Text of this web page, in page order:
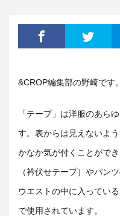
&CROP編集部の野崎です。
「テープ」は洋服のあら
す。表からは見えないよ
かなか気が付くことがで
（衿伏せテープ）やパン
ウエストの中に入ってい
で使用されています。